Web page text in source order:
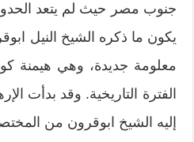
جنوب مصر حيث لم يتعد الحدود
يكون ما ذكره الشيخ النيل
معلومة جديدة، وهي
الفترة التاريخية. وقد بدأت
إليه الشيخ ابوقرون من